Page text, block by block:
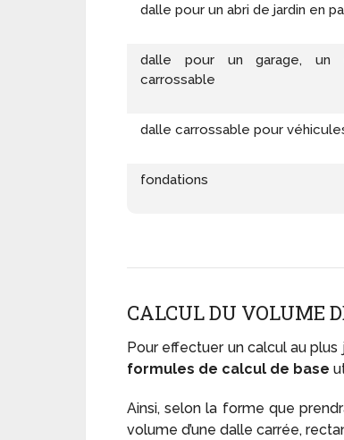
dalle pour un abri de jardin en
dalle pour un garage, un
carrossable
dalle carrossable pour
fondations
CALCUL DU VOLUME
Pour effectuer un calcul au plus
formules de calcul de base
Ainsi, selon la forme que
volume d’une dalle carrée,